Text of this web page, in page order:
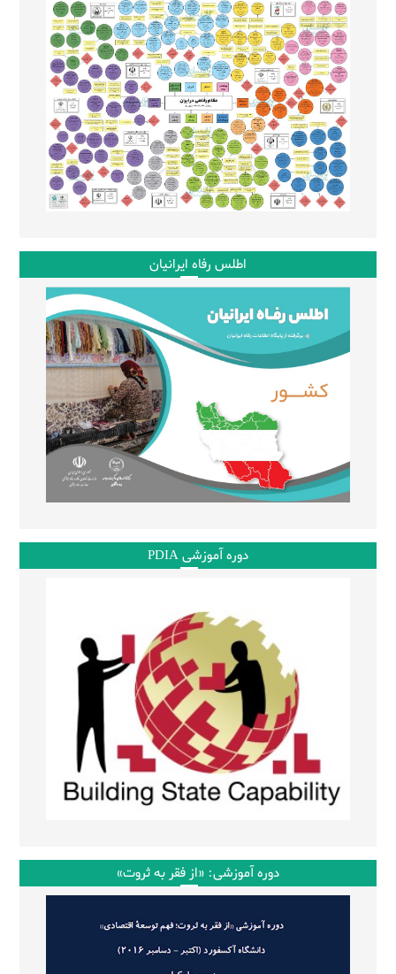
اطلس رفاه ایرانیان
دوره آموزشی PDIA
دوره آموزشی: «از فقر به ثروت»